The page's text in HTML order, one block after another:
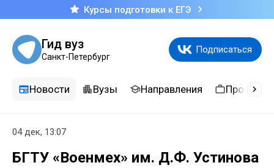
Курсы подготовки к ЕГЭ
Гид вуз
Санкт-Петербург
Подписаться
Новости Вузы Направления
04 дек, 13:07
БГТУ «Военмех» им. Д.Ф. Устинова